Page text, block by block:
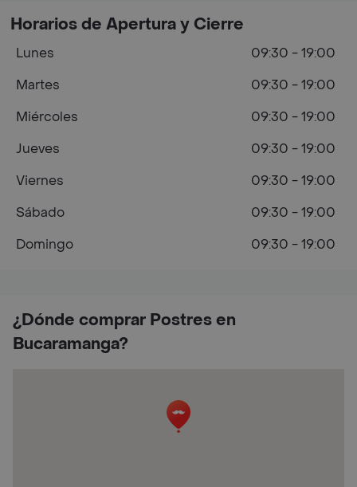
¿Dónde comprar Postres en
Bucaramanga?
Horarios de Apertura y Cierre
Lunes
09:30 - 19:00
Martes
09:30 - 19:00
Miércoles
09:30 - 19:00
Jueves
09:30 - 19:00
Viernes
09:30 - 19:00
Sábado
09:30 - 19:00
Domingo
09:30 - 19:00